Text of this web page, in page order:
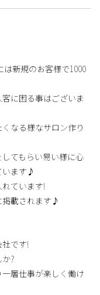
新規のお客様で1000
に困る事はございま
なる様なサロン作り
てもらい易い様に心
います♪
ています!
掲載されます♪
です!
?
層仕事が楽しく働け